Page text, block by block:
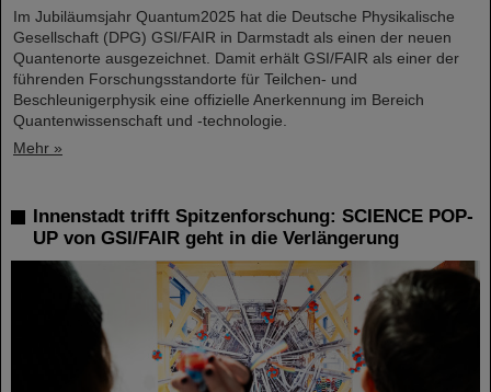
Im Jubiläumsjahr Quantum2025 hat die Deutsche Physikalische
Gesellschaft (DPG) GSI/FAIR in Darmstadt als einen der neuen
Quantenorte ausgezeichnet. Damit erhält GSI/FAIR als einer der
führenden Forschungsstandorte für Teilchen- und
Beschleunigerphysik eine offizielle Anerkennung im Bereich
Quantenwissenschaft und -technologie.
Mehr »
Innenstadt trifft Spitzenforschung: SCIENCE POP-
UP von GSI/FAIR geht in die Verlängerung